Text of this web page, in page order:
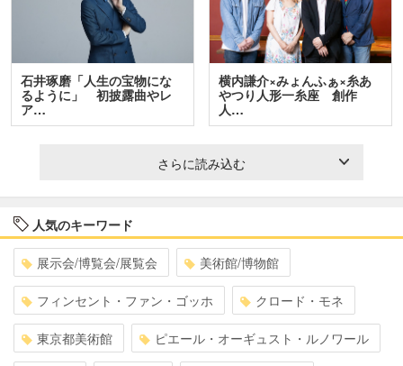
石井琢磨「人生の宝物にな
るように」 初披露曲やレ
ア…
横内謙介×みょんふぁ×糸あ
やつり人形一糸座 創作
人…
さらに読み込む
人気のキーワード
展示会/博覧会/展覧会 美術館/博物館
フィンセント・ファン・ゴッホ クロード・モネ
東京都美術館 ピエール・オーギュスト・ルノワール